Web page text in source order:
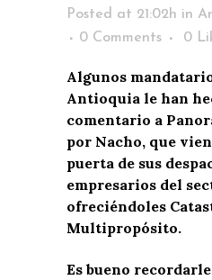
Posted at 21:02h in
0 Comments
0
Algunos
Antioquia le han
comentario a
por Nacho, que
puerta de sus
empresarios del
ofreciéndoles
Multipropósito.
Es bueno